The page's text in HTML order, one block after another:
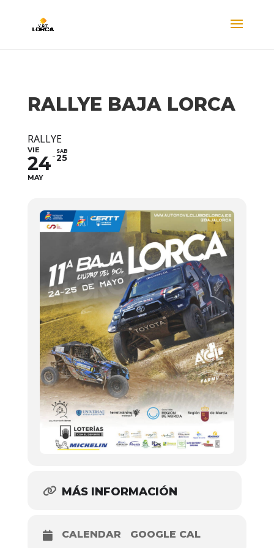
RALLYE BAJA LORCA
RALLYE
VIE
24
MAY
SAB
25
MÁS INFORMACIÓN
CALENDAR GOOGLE CAL